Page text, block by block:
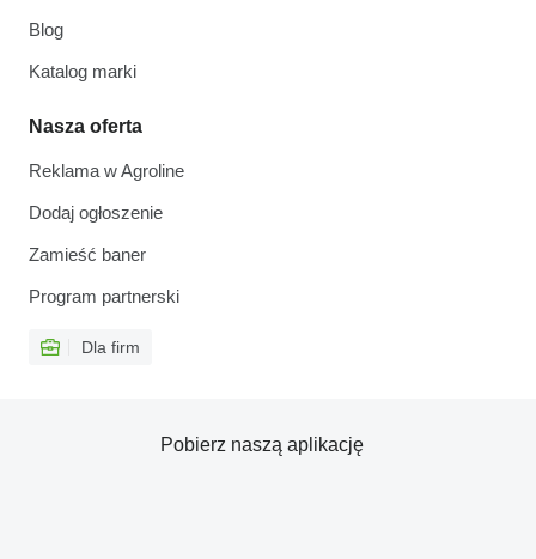
Blog
Katalog marki
Nasza oferta
Reklama w Agroline
Dodaj ogłoszenie
Zamieść baner
Program partnerski
Dla firm
Pobierz naszą aplikację